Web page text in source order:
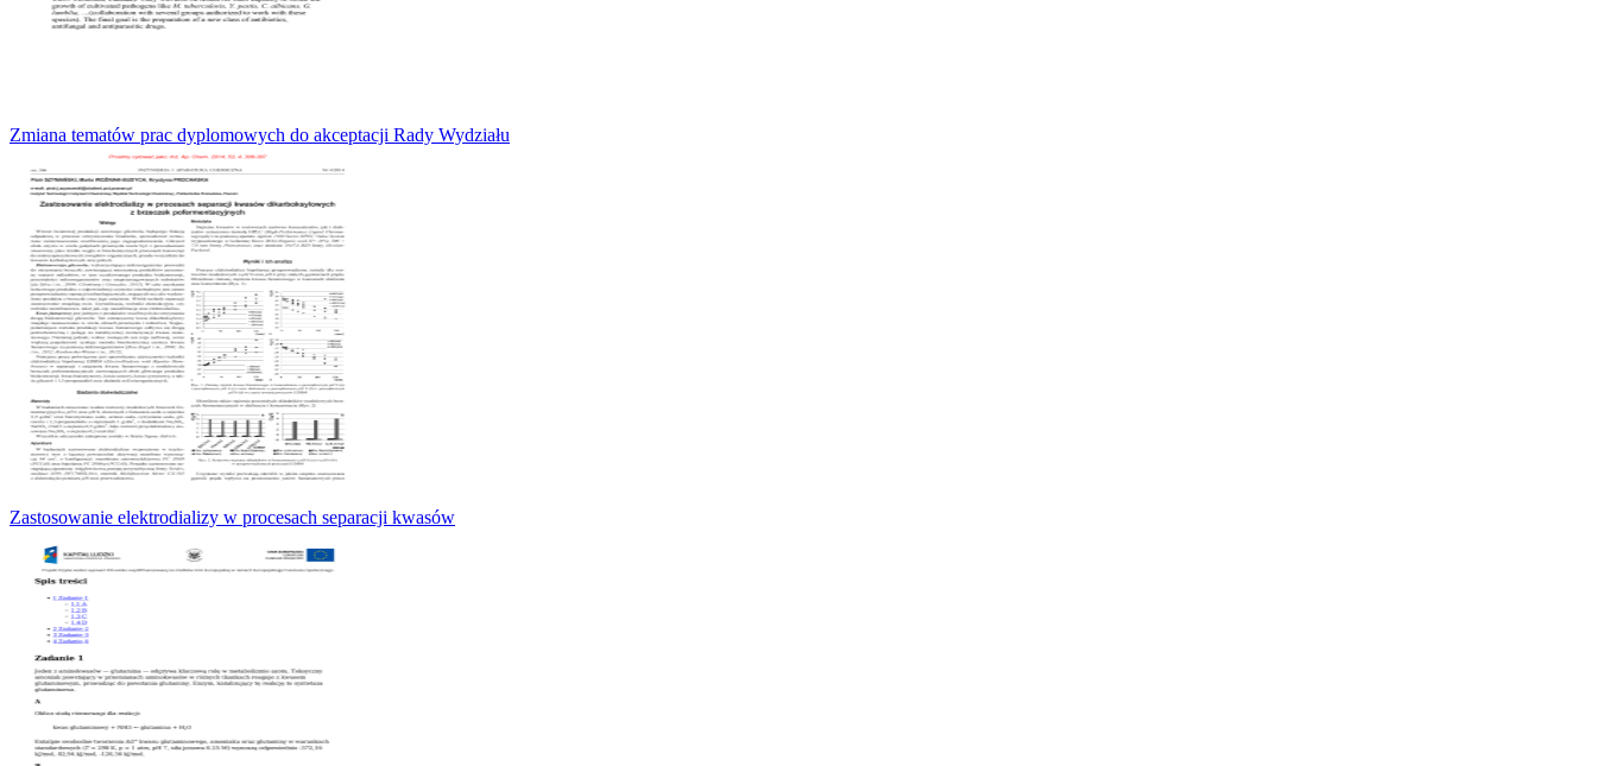
Zmiana tematów prac dyplomowych do akceptacji Rady Wydziału
Zastosowanie elektrodializy w procesach separacji kwasów